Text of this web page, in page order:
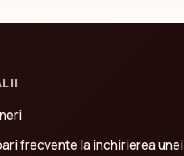
frecvente la inchirierea unei